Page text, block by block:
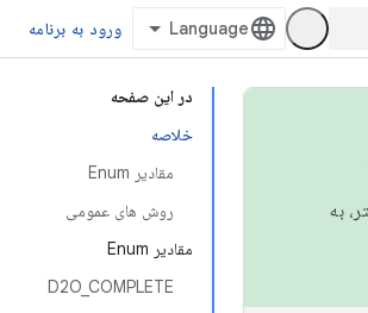
ورود به برنامه
در این صفحه
خلاصه
مقادیر Enum
روش های عمومی
مقادیر Enum
D2O_COMPLETE